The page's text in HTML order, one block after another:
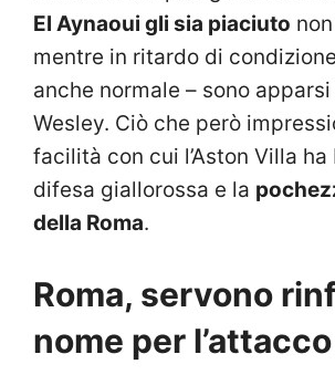
El Aynaoui gli sia piaciuto
mentre in ritardo di
anche normale – sono
Wesley. Ciò che però
facilità con cui l’Aston Villa
difesa giallorossa e la
della Roma.
Roma, servono
nome per